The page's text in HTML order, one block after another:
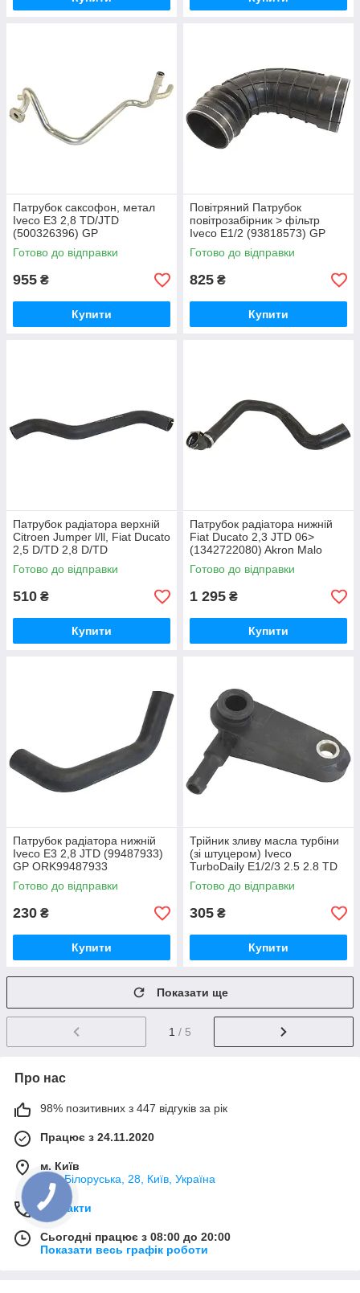
Патрубок саксофон, метал
Iveco E3 2,8 TD/JTD
(500326396) GP
ORK500326396
Готово до відправки
955 ₴
Купити
Повітряний Патрубок
повітрозабірник > фільтр
Iveco E1/2 (93818573) GP
ORK93818573
Готово до відправки
825 ₴
Купити
Патрубок радіатора верхній
Citroen Jumper l/ll, Fiat Ducato
2,5 D/TD 2,8 D/TD
(1302461080) Akron Malo
MA153191A
Готово до відправки
510 ₴
Купити
Патрубок радіатора нижній
Fiat Ducato 2,3 JTD 06>
(1342722080) Akron Malo
MA153208A
Готово до відправки
1 295 ₴
Купити
Патрубок радіатора нижній
Iveco E3 2,8 JTD (99487933)
GP ORK99487933
Готово до відправки
230 ₴
Купити
Трійник зливу масла турбіни
(зі штуцером) Iveco
TurboDaily E1/2/3 2.5 2.8 TD
TD/JTD GP ORK98499352
Готово до відправки
305 ₴
Купити
Показати ще
1 / 5
Про нас
98% позитивних з 447 відгуків за рік
Працює з 24.11.2020
м. Київ
вул. Білоруська, 28, Київ, Україна
Контакти
Сьогодні працює з 08:00 до 20:00
Показати весь графік роботи